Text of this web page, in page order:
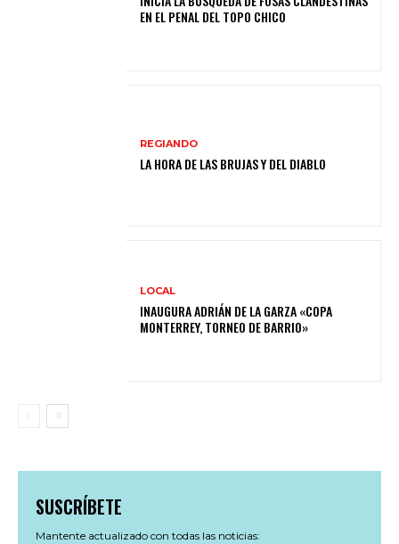
EN EL PENAL DEL TOPO CHICO
REGIANDO
LA HORA DE LAS BRUJAS Y DEL DIABLO
LOCAL
INAUGURA ADRIÁN DE LA GARZA «COPA
MONTERREY, TORNEO DE BARRIO»
SUSCRÍBETE
Mantente actualizado con todas las noticias: